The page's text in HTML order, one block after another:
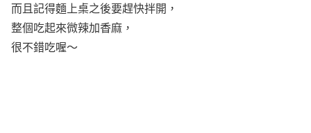
而且記得麵上桌之後要趕快拌開，
整個吃起來微辣加香麻，
很不錯吃喔～